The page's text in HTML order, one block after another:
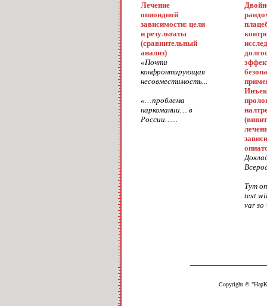
Лечение
опиоидной
зависимости: цели
и результаты
(сравнительный
анализ)
«Почти
конфронтирующая
несовместимость...
«…проблема
наркомании… в
России…...
Тут
text
var so
Copyright ©